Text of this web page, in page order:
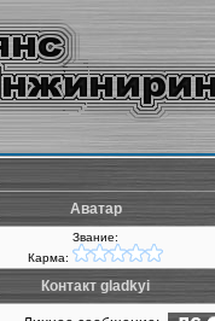
Аватар
Звание:
Карма:
Контакт gladkyi